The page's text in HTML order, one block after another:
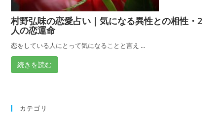
村野弘味の恋愛占い｜気になる異性との相性・2
人の恋運命
恋をしている人にとって気になることと言え ...
続きを読む
カテゴリ